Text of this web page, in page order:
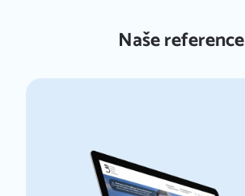
Naše reference